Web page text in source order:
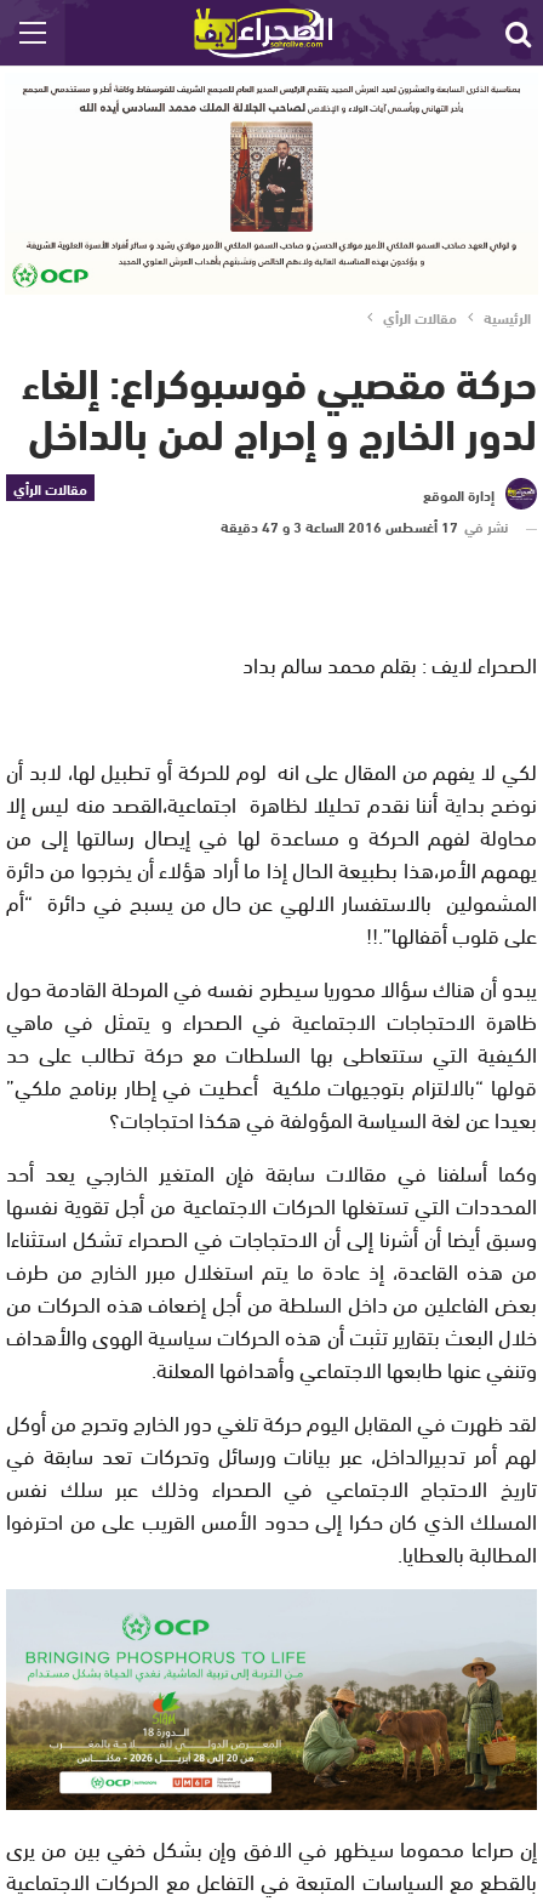
الرئيسية مقالات الرأي
حركة مقصيي فوسبوكراع: إلغاء
لدور الخارج و إحراج لمن بالداخل
مقالات الرأي
إدارة الموقع
نشر في 17 أغسطس 2016 الساعة 3 و 47 دقيقة
الصحراء لايف : بقلم محمد سالم بداد
لكي لا يفهم من المقال على انه لوم للحركة أو تطبيل لها، لابد أن
نوضح بداية أننا نقدم تحليلا لظاهرة اجتماعية،القصد منه ليس إلا
محاولة لفهم الحركة و مساعدة لها في إيصال رسالتها إلى من
يهمهم الأمر،هذا بطبيعة الحال إذا ما أراد هؤلاء أن يخرجوا من دائرة
المشمولين بالاستفسار الالهي عن حال من يسبح في دائرة “أم
على قلوب أقفالها”.!!
يبدو أن هناك سؤالا محوريا سيطرح نفسه في المرحلة القادمة حول
ظاهرة الاحتجاجات الاجتماعية في الصحراء و يتمثل في ماهي
الكيفية التي ستتعاطى بها السلطات مع حركة تطالب على حد
قولها “بالالتزام بتوجيهات ملكية أعطيت في إطار برنامج ملكي”
بعيدا عن لغة السياسة المؤولفة في هكذا احتجاجات؟
وكما أسلفنا في مقالات سابقة فإن المتغير الخارجي يعد أحد
المحددات التي تستغلها الحركات الاجتماعية من أجل تقوية نفسها
وسبق أيضا أن أشرنا إلى أن الاحتجاجات في الصحراء تشكل استثناءا
من هذه القاعدة، إذ عادة ما يتم استغلال مبرر الخارج من طرف
بعض الفاعلين من داخل السلطة من أجل إضعاف هذه الحركات من
خلال البعث بتقارير تثبت أن هذه الحركات سياسية الهوى والأهداف
وتنفي عنها طابعها الاجتماعي وأهدافها المعلنة.
لقد ظهرت في المقابل اليوم حركة تلغي دور الخارج وتحرج من أوكل
لهم أمر تدبيرالداخل، عبر بيانات ورسائل وتحركات تعد سابقة في
تاريخ الاحتجاج الاجتماعي في الصحراء وذلك عبر سلك نفس
المسلك الذي كان حكرا إلى حدود الأمس القريب على من احترفوا
المطالبة بالعطايا.
إن صراعا محموما سيظهر في الافق وإن بشكل خفي بين من يرى
بالقطع مع السياسات المتبعة في التفاعل مع الحركات الاجتماعية